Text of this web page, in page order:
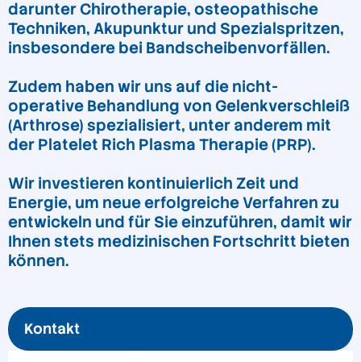
darunter Chirotherapie, osteopathische
Techniken, Akupunktur und Spezialspritzen,
insbesondere bei Bandscheibenvorfällen.
Zudem haben wir uns auf die nicht-
operative Behandlung von Gelenkverschleiß
(Arthrose) spezialisiert, unter anderem mit
der Platelet Rich Plasma Therapie (PRP).
Wir investieren kontinuierlich Zeit und
Energie, um neue erfolgreiche Verfahren zu
entwickeln und für Sie einzuführen, damit wir
Ihnen stets medizinischen Fortschritt bieten
können.
Kontakt